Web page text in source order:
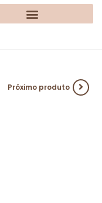
Próximo produto